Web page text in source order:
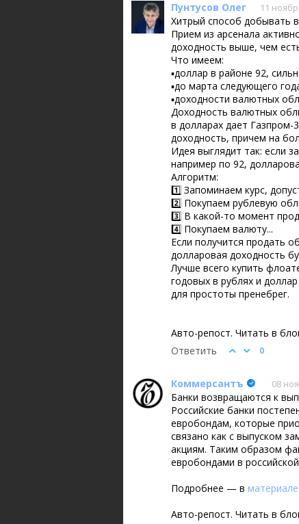
Пунтусов Олег 11
Хитрый способ добывать
Прием из арсенала
доходность выше, чем
Что имеем:
▪️доллар в районе 92,
▪️до марта следующего
▪️доходности валютных
Доходность валютных
в долларах дает Газпром-
доходность, причем на
Идея выглядит так: если
например по 92,
Алгоритм:
1️⃣ Запоминаем курс,
2️⃣ Покупаем рублевую
3️⃣ В какой-то момент
4️⃣ Покупаем валюту...
Если получится продать
долларовая доходность
Лучше всего купить
годовых в рублях и
для простоты пренебрег.
Авто-репост. Читать в
Ответить
0
Коммерсантъ 08
Банки возвращаются к
Российские банки
евробондам, которые
связано как с выпуском
акциям. Таким образом
евробондами в
Подробнее — в материале
Авто-репост. Читать в